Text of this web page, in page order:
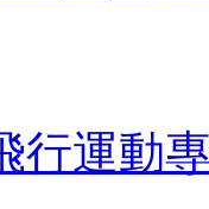
行運動